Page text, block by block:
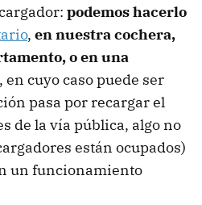
podemos hacerlo
, en nuestra cochera,
o en una
, en cuyo caso puede ser
pasa por recargar el
de la vía pública, algo no
están ocupados)
un funcionamiento